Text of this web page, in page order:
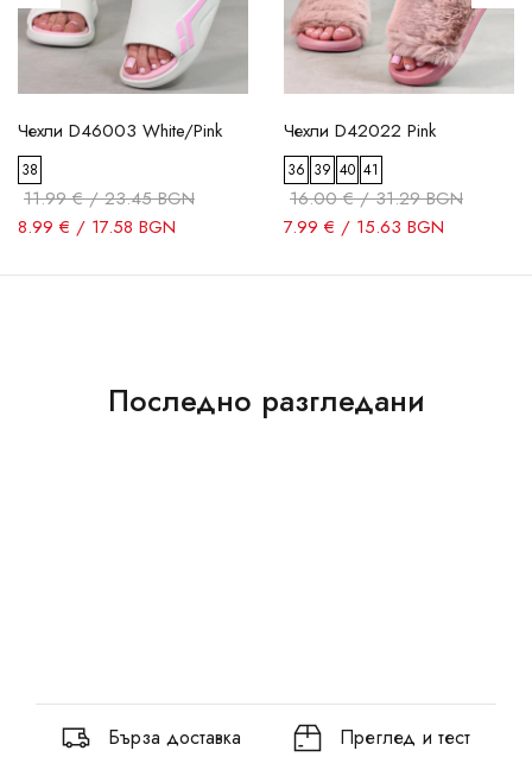
Чехли D46003 White/Pink
38
11.99 € / 23.45 BGN
8.99 € / 17.58 BGN
Чехли D42022 Pink
36 39 40 41
16.00 € / 31.29 BGN
7.99 € / 15.63 BGN
Последно разгледани
Бърза доставка Преглед и тест